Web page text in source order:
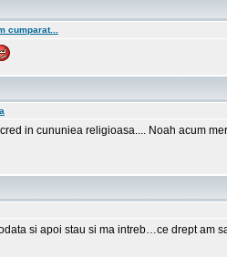
cumparat...
in cununiea religioasa.... Noah acum
si apoi stau si ma intreb…ce drept am